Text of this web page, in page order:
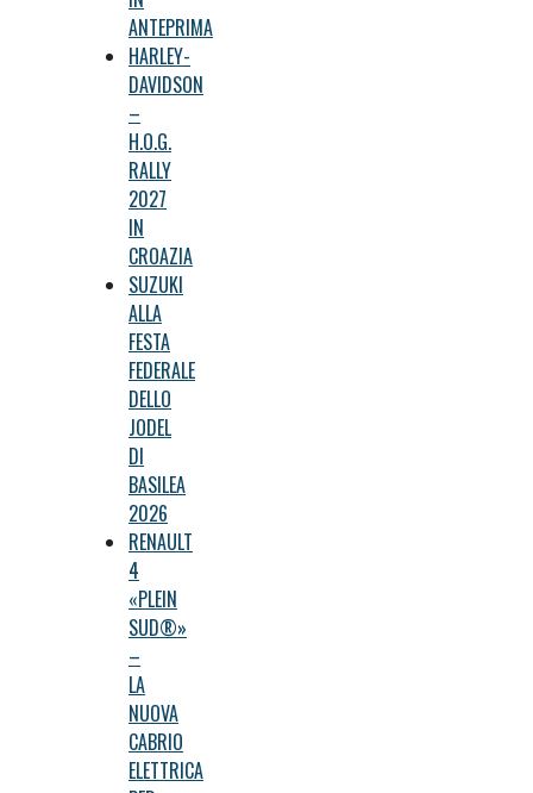
ANTEPRIMA
HARLEY-
DAVIDSON
–
H.O.G.
RALLY
2027
IN
CROAZIA
SUZUKI
ALLA
FESTA
FEDERALE
DELLO
JODEL
DI
BASILEA
2026
RENAULT
4
«PLEIN
SUD®»
–
LA
NUOVA
CABRIO
ELETTRICA